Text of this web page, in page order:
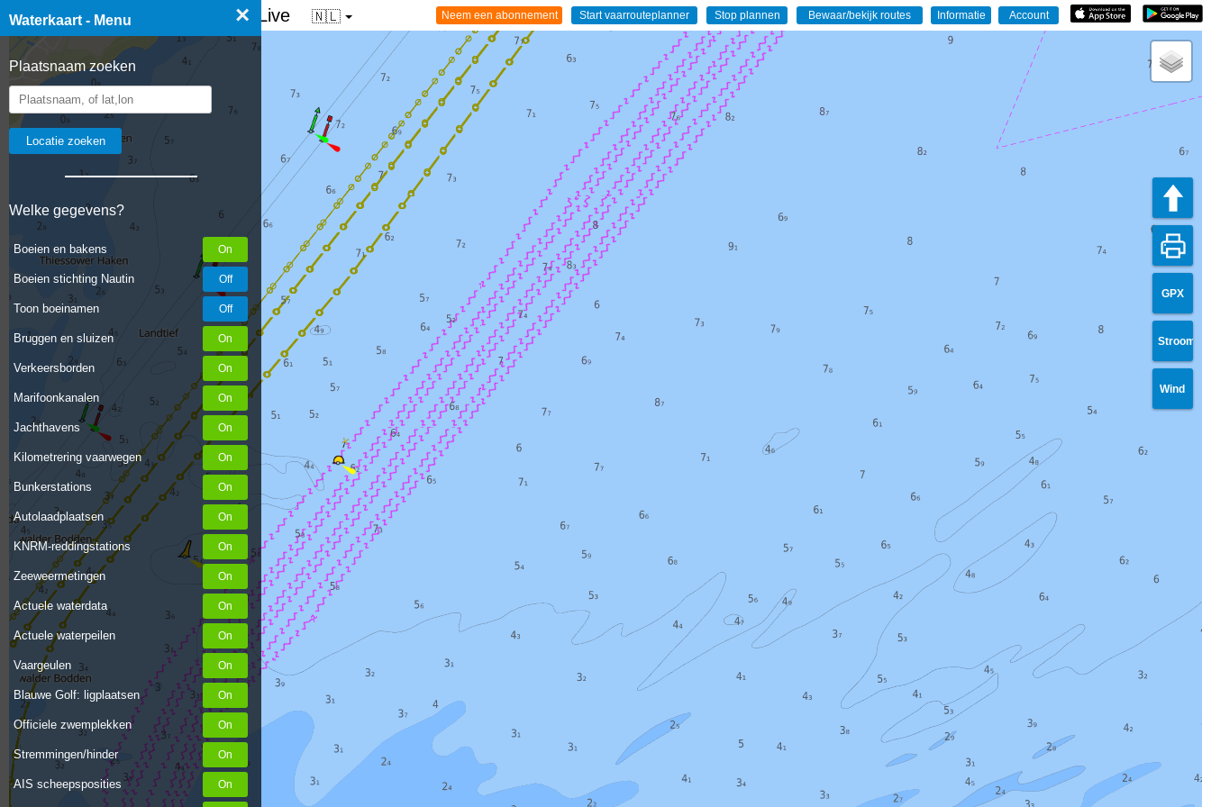
Waterkaart - Menu ×
Plaatsnaam zoeken
Welke gegevens?
Boeien en bakens
Boeien stichting Nautin
Toon boeinamen
Bruggen en sluizen
Verkeersborden
Marifoonkanalen
Jachthavens
Kilometrering vaarwegen
Bunkerstations
Autolaadplaatsen
KNRM-reddingstations
Zeeweermetingen
Actuele waterdata
Actuele waterpeilen
Vaargeulen
Blauwe Golf: ligplaatsen
Officiele zwemplekken
Stremmingen/hinder
AIS scheepsposities
☰ Waterkaart van Nederland - Live 🇳🇱
GPX
Stroom
Wind